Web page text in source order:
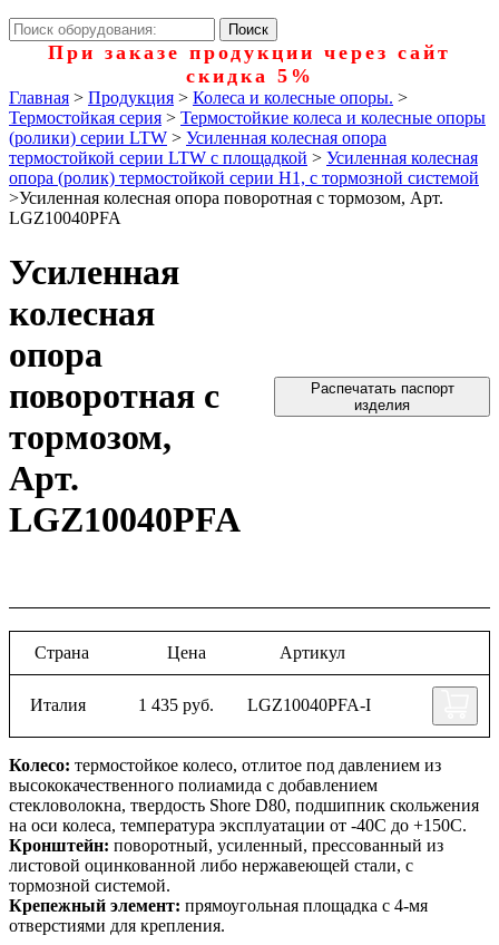
При заказе продукции через сайт
скидка 5%
Главная > Продукция > Колеса и колесные опоры. >
Термостойкая серия > Термостойкие колеса и колесные опоры
(ролики) серии LTW > Усиленная колесная опора
термостойкой серии LTW с площадкой > Усиленная колесная
опора (ролик) термостойкой серии Н1, с тормозной системой
>Усиленная колесная опора поворотная с тормозом, Арт.
LGZ10040PFA
Усиленная
колесная
опора
поворотная с
тормозом,
Арт.
LGZ10040PFA
Распечатать паспорт
изделия
Колесо: термостойкое колесо, отлитое под давлением из
высококачественного полиамида с добавлением
стекловолокна, твердость Shore D80, подшипник скольжения
на оси колеса, температура эксплуатации от -40С до +150С.
Кронштейн: поворотный, усиленный, прессованный из
листовой оцинкованной либо нержавеющей стали, с
тормозной системой.
Крепежный элемент: прямоугольная площадка с 4-мя
отверстиями для крепления.
Страна Цена Артикул
Италия 1 435 руб. LGZ10040PFA-I